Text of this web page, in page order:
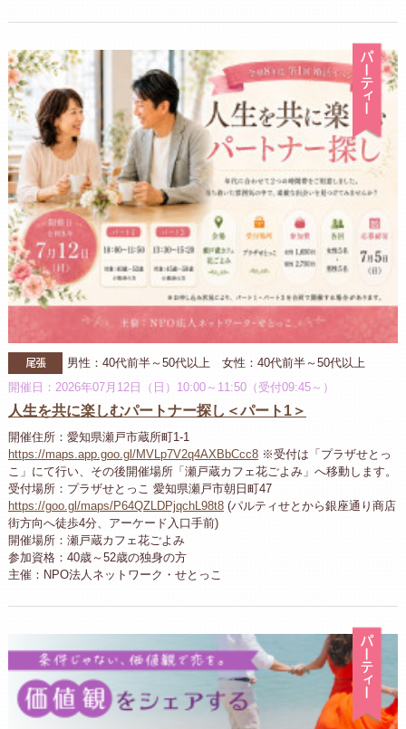
パ
尾張
男性：40代前半～50代以上 女性：40代前半～50代以上
開催日：2026年07月12日（日）10:00～11:50（受付09:45～）
人生を共に楽しむパートナー探し＜パート1＞
開催住所：愛知県瀬戸市蔵所町1-1
https://maps.app.goo.gl/MVLp7V2q4AXBbCcc8※受付は「プラザせとっ
こ」にて行い、その後開催場所「瀬戸蔵カフェ花ごよみ」へ移動します。
受付場所：プラザせとっこ 愛知県瀬戸市朝日町47
https://goo.gl/maps/P64QZLDPjqchL98t8(パルティせとから銀座通り商店
街方向へ徒歩4分、アーケード入口手前)
開催場所：瀬戸蔵カフェ花ごよみ
参加資格：40歳～52歳の独身の方
主催：NPO法人ネットワーク・せとっこ
パ